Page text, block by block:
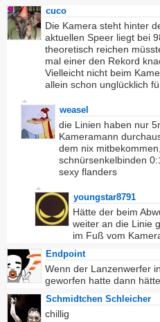
cuco
Die Kamera steht hinter
aktuellen Speer liegt bei
theoretisch reichen
mal einer den Rekord
Vielleicht nicht beim
allein schon unglücklich
weasel
die Linien haben nur
Kameramann
dem nix
schnürsenkelbinden
sexy flanders
youngstar8791
Hätte der beim
weiter an die Linie
im Fuß vom
Endpoint
Wenn der Lanzenwerfer
geworfen hatte dann
Schmidtchen Schleicher
chillig